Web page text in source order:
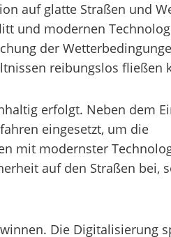
auf glatte Straßen und
und modernen
der
reibungslos fließen
erfolgt. Neben dem
eingesetzt, um die
mit modernster
auf den Straßen bei,
Die Digitalisierung